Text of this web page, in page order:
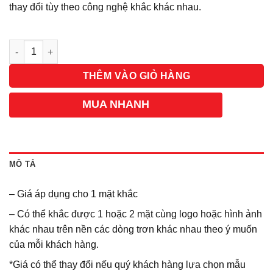
thay đổi tùy theo công nghệ khắc khác nhau.
Số lượng
THÊM VÀO GIỎ HÀNG
MUA NHANH
MÔ TẢ
– Giá áp dụng cho 1 mặt khắc
– Có thể khắc được 1 hoặc 2 mặt cùng logo hoặc hình ảnh
khác nhau trên nền các dòng trơn khác nhau theo ý muốn
của mỗi khách hàng.
*Giá có thể thay đổi nếu quý khách hàng lựa chọn mẫu